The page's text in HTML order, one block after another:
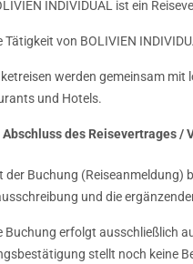
INDIVIDUAL ist ein
Tätigkeit von BOLIVIEN
werden gemeinsam
und Hotels.
Abschluss des Reisevertrages /
der Buchung (Reiseanmeldung)
und die
Buchung erfolgt ausschließlich
stellt noch keine